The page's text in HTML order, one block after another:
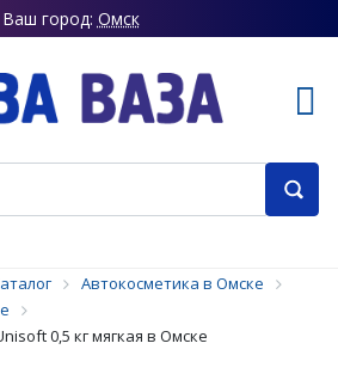
Ваш город: Омск
Автокосметика в Омске
0,5 кг мягкая в Омске